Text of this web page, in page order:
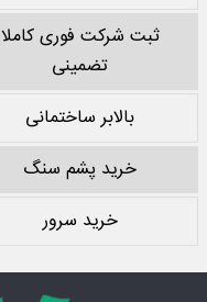
ثبت شرکت فوری کاملا
تضمینی
بالابر ساختمانی
خرید پشم سنگ
خرید سرور